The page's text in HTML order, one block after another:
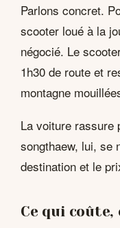
Parlons concret.
scooter loué à la
négocié. Le
1h30 de route et
montagne
La voiture rassure
songthaew, lui, se
destination et le
Ce qui